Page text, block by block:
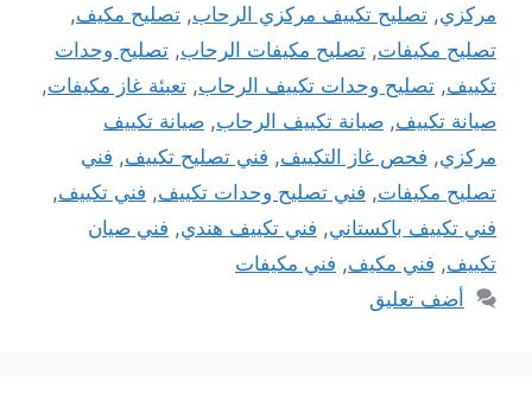
مركزي, تصليح تكييف مركزي الرحاب, تصليح مكيف,
تصليح مكيفات, تصليح مكيفات الرحاب, تصليح وحدات
تكييف, تصليح وحدات تكييف الرحاب, تعبئة غاز مكيفات,
صيانة تكييف, صيانة تكييف الرحاب, صيانة تكييف
مركزي, فحص غاز التكييف, فني تصليح تكييف, فني
تصليح مكيفات, فني تصليح وحدات تكييف, فني تكييف,
فني تكييف باكستاني, فني تكييف هندي, فني صيان
تكييف, فني مكيف, فني مكيفات
أضف تعليق